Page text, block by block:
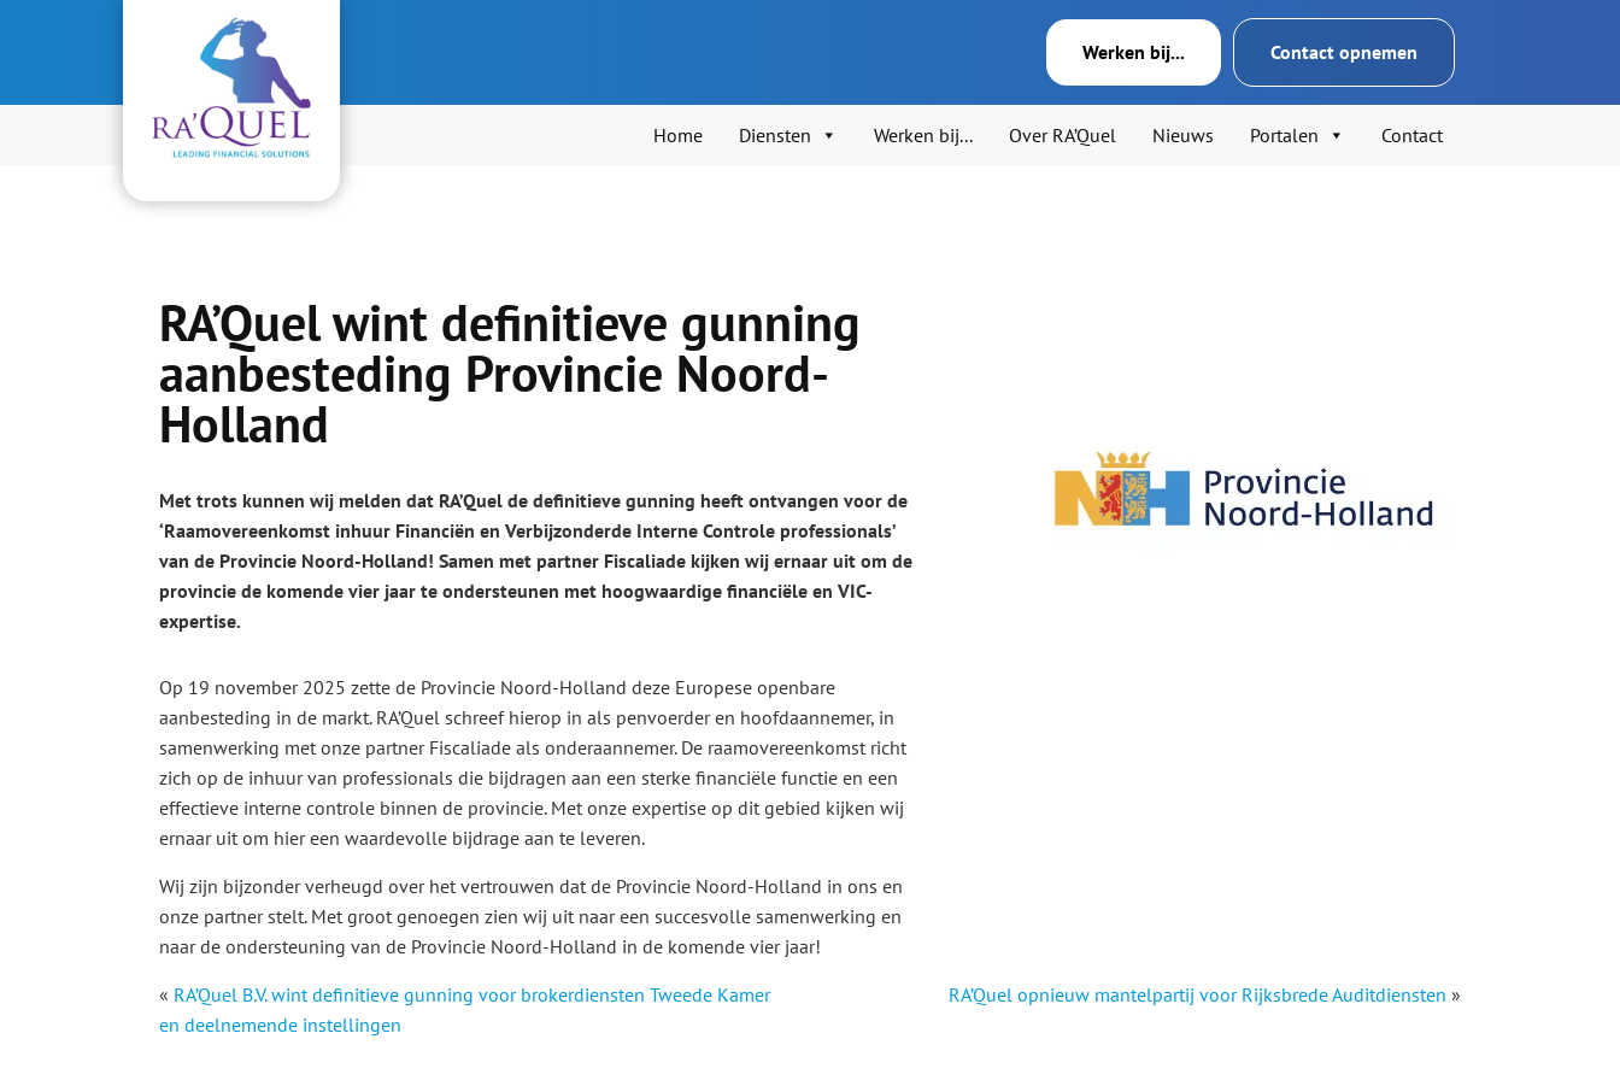
hoofd
Ra'Quel Werken bij... Contact opnemen
Home Diensten Werken bij... Over RA’Quel Nieuws Portalen Contact
RA’Quel wint definitieve gunning
aanbesteding Provincie Noord-
Holland
Met trots kunnen wij melden dat RA’Quel de definitieve gunning heeft ontvangen voor de
‘Raamovereenkomst inhuur Financiën en Verbijzonderde Interne Controle professionals’
van de Provincie Noord-Holland! Samen met partner Fiscaliade kijken wij ernaar uit om de
provincie de komende vier jaar te ondersteunen met hoogwaardige financiële en VIC-
expertise.
Op 19 november 2025 zette de Provincie Noord-Holland deze Europese openbare
aanbesteding in de markt. RA’Quel schreef hierop in als penvoerder en hoofdaannemer, in
samenwerking met onze partner Fiscaliade als onderaannemer. De raamovereenkomst richt
zich op de inhuur van professionals die bijdragen aan een sterke financiële functie en een
effectieve interne controle binnen de provincie. Met onze expertise op dit gebied kijken wij
ernaar uit om hier een waardevolle bijdrage aan te leveren.
Wij zijn bijzonder verheugd over het vertrouwen dat de Provincie Noord-Holland in ons en
onze partner stelt. Met groot genoegen zien wij uit naar een succesvolle samenwerking en
naar de ondersteuning van de Provincie Noord-Holland in de komende vier jaar!
« RA’Quel B.V. wint definitieve gunning voor brokerdiensten Tweede Kamer
en deelnemende instellingen
RA’Quel opnieuw mantelpartij voor Rijksbrede Auditdiensten »